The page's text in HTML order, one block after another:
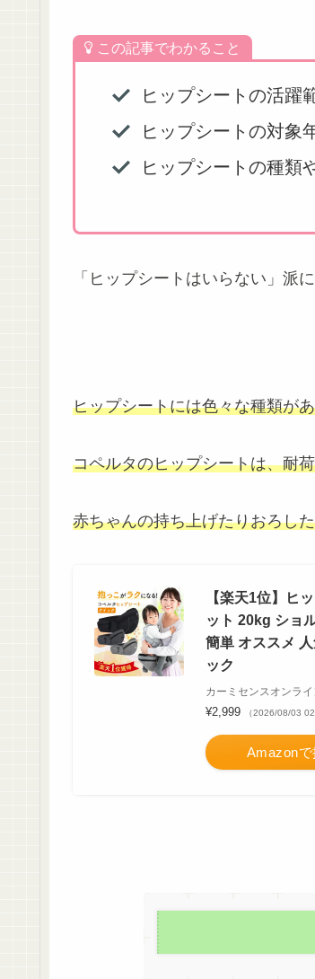
この記事でわかること
ヒップシートの活躍
ヒップシートの対象
ヒップシートの種類
「ヒップシートはいらない」派
ヒップシートには色々な種類が
コペルタのヒップシートは、耐
赤ちゃんの持ち上げたりおろし
【楽天1位】ヒ
ット 20kg ショ
簡単 オススメ
ック
カーミセンスオンラ
¥2,999 （2026/08/03
Amazonで